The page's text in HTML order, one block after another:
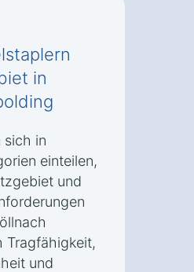
in
sich in
einteilen,
und
Tragfähigkeit,
und